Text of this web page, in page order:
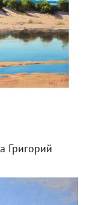
Григорий